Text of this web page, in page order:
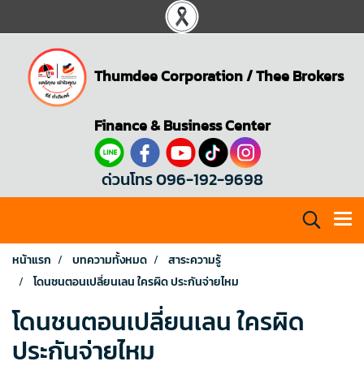
Thumdee Corporation/Thee Brokers
Finance & Business Center
ด่วนโทร 096-192-9698
หน้าแรก บทความทั้งหมด
สาระความรู้
โดนชนตอนเปลี่ยนเลน ใครผิด ประกันจ่ายไหม
โดนชนตอนเปลี่ยนเลน ใครผิด
ประกันจ่ายไหม